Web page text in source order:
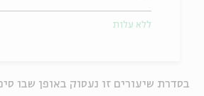
בסדרת שיעורים זו נעסוק באופן שבו
ללא עלות